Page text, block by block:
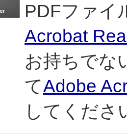
PDFファイ
Acrobat
お持ちでな
てAdobe
してくださ